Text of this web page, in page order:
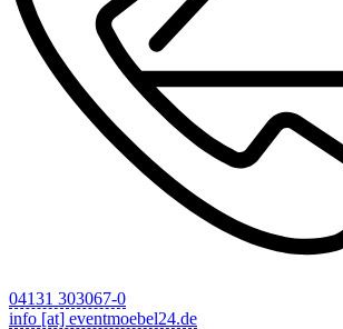
04131 303067-0
info [at] eventmoebel24.de